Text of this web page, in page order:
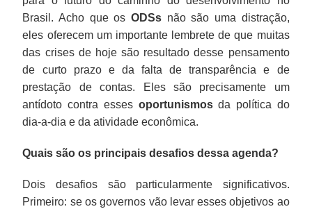
Brasil. Acho que os ODSs não são uma distração,
eles oferecem um importante lembrete de que muitas
das crises de hoje são resultado desse pensamento
de curto prazo e da falta de transparência e de
prestação de contas. Eles são precisamente um
antídoto contra esses oportunismosda política do
dia-a-dia e da atividade econômica.
Quais são os principais desafios dessa agenda?
Dois desafios são particularmente significativos.
Primeiro: se os governos vão levar esses objetivos ao